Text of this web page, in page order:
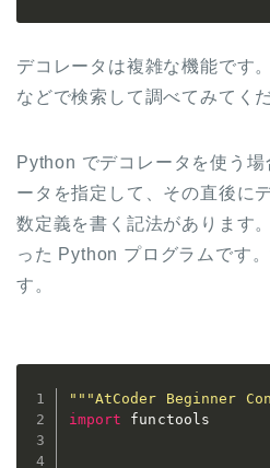
デコレータは複雑な機能です
などで検索して調べてみてく
Python でデコレータを使う場
ータを指定して、その直後に
数定義を書く記法があります
った Python プログラムです
す。
"""AtCoder Beginner
import functools